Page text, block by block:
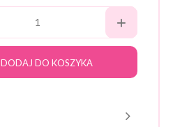
DODAJ DO KOSZYKA